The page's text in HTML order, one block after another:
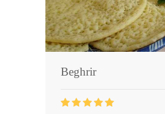
Beghrir